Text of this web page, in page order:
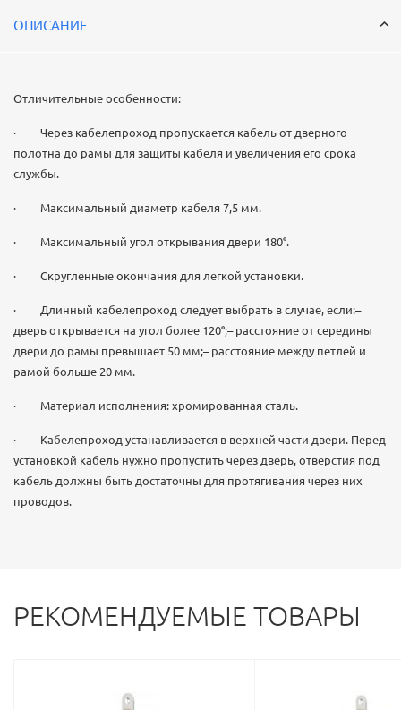
ОПИСАНИЕ
Отличительные особенности:
· Через кабелепроход пропускается кабель от дверного
полотна до рамы для защиты кабеля и увеличения его срока
службы.
· Максимальный диаметр кабеля 7,5 мм.
· Максимальный угол открывания двери 180°.
· Скругленные окончания для легкой установки.
· Длинный кабелепроход следует выбрать в случае, если:–
дверь открывается на угол более 120°;– расстояние от середины
двери до рамы превышает 50 мм;– расстояние между петлей и
рамой больше 20 мм.
· Материал исполнения: хромированная сталь.
· Кабелепроход устанавливается в верхней части двери. Перед
установкой кабель нужно пропустить через дверь, отверстия под
кабель должны быть достаточны для протягивания через них
проводов.
РЕКОМЕНДУЕМЫЕ ТОВАРЫ